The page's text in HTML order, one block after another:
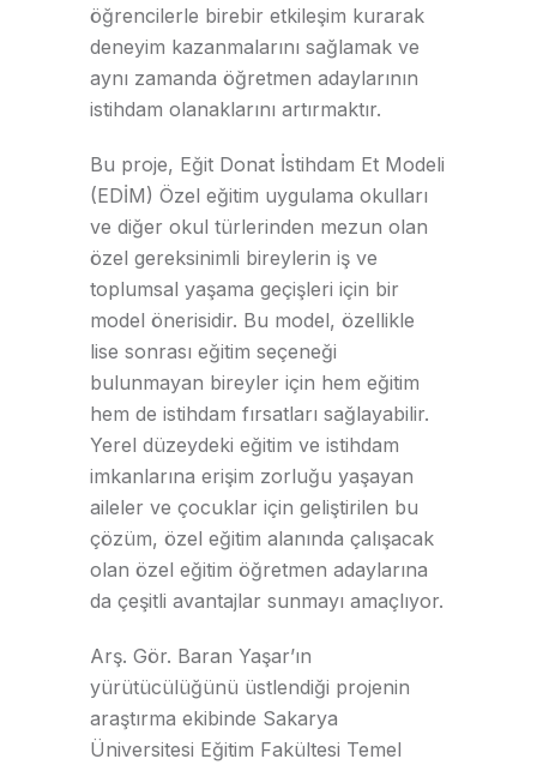
öğrencilerle birebir etkileşim kurarak
deneyim kazanmalarını sağlamak ve
aynı zamanda öğretmen adaylarının
istihdam olanaklarını artırmaktır.
Bu proje, Eğit Donat İstihdam Et Modeli
(EDİM) Özel eğitim uygulama okulları
ve diğer okul türlerinden mezun olan
özel gereksinimli bireylerin iş ve
toplumsal yaşama geçişleri için bir
model önerisidir. Bu model, özellikle
lise sonrası eğitim seçeneği
bulunmayan bireyler için hem eğitim
hem de istihdam fırsatları sağlayabilir.
Yerel düzeydeki eğitim ve istihdam
imkanlarına erişim zorluğu yaşayan
aileler ve çocuklar için geliştirilen bu
çözüm, özel eğitim alanında çalışacak
olan özel eğitim öğretmen adaylarına
da çeşitli avantajlar sunmayı amaçlıyor.
Arş. Gör. Baran Yaşar’ın
yürütücülüğünü üstlendiği projenin
araştırma ekibinde Sakarya
Üniversitesi Eğitim Fakültesi Temel